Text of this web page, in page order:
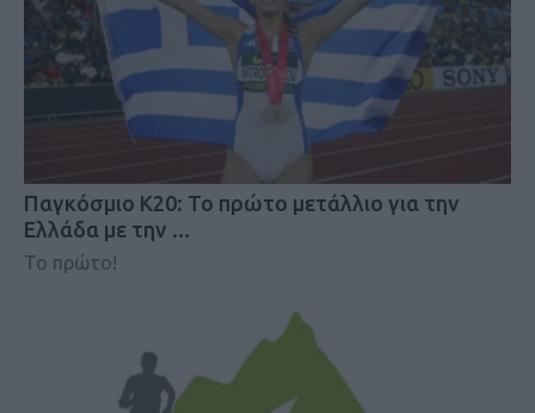
Παγκόσμιο Κ20: Το πρώτο μετάλλιο για την
Ελλάδα με την …
Το πρώτο!